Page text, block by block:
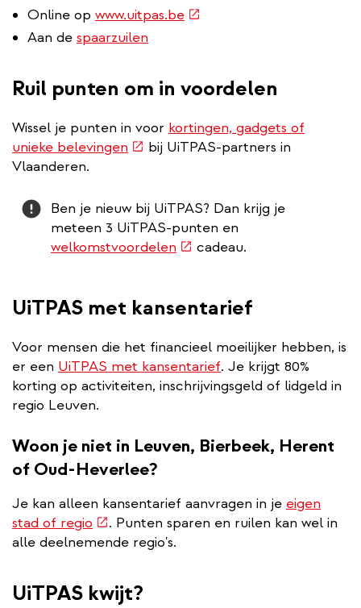
Online op www.uitpas.be(externe
Aan de spaarzuilen
Ruil punten om in voordelen
Wissel je punten in voor kortingen, gadgets of
unieke belevingen (externe
bij UiTPAS-partners in
Vlaanderen.
Attention
Ben je nieuw bij UiTPAS? Dan krijg je
meteen 3 UiTPAS-punten en
welkomstvoordelen (externe
cadeau.
UiTPAS met kansentarief
Voor mensen die het financieel moeilijker hebben, is
er een UiTPAS met kansentarief. Je krijgt 80%
korting op activiteiten, inschrijvingsgeld of lidgeld in
regio Leuven.
Woon je niet in Leuven, Bierbeek, Herent
of Oud-Heverlee?
Je kan alleen kansentarief aanvragen in je eigen
stad of regio (externe
link)
. Punten sparen en ruilen kan wel in
alle deelnemende regio's.
UiTPAS kwijt?